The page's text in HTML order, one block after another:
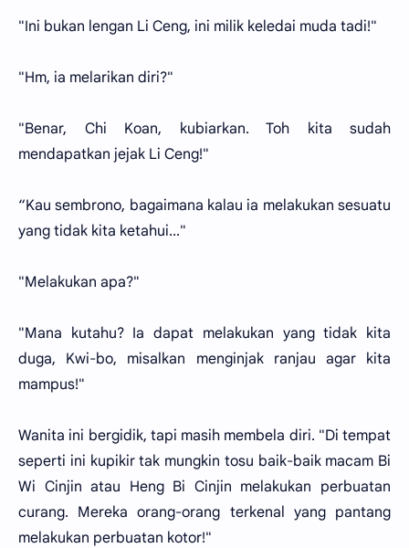
"Ini bukan lengan Li Ceng, ini milik keledai muda tadi!"
"Hm, ia melarikan diri?"
"Benar, Chi Koan, kubiarkan. Toh kita sudah
mendapatkan jejak Li Ceng!"
“Kau sembrono, bagaimana kalau ia melakukan sesuatu
yang tidak kita ketahui..."
"Melakukan apa?"
"Mana kutahu? Ia dapat melakukan yang tidak kita
duga, Kwi-bo, misalkan menginjak ranjau agar kita
mampus!"
Wanita ini bergidik, tapi masih membela diri. "Di tempat
seperti ini kupikir tak mungkin tosu baik-baik macam Bi
Wi Cinjin atau Heng Bi Cinjin melakukan perbuatan
curang. Mereka orang-orang terkenal yang pantang
melakukan perbuatan kotor!"